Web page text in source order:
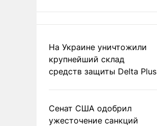
На Украине уничтожили
крупнейший склад
средств защиты Delta Plus
Сенат США одобрил
ужесточение санкций